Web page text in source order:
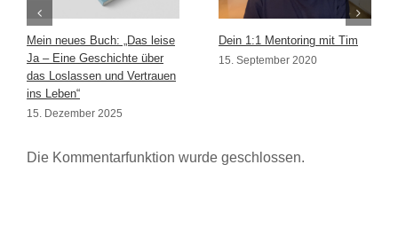
Mein neues Buch: „Das leise
Ja – Eine Geschichte über
das Loslassen und Vertrauen
ins Leben“
15. Dezember 2025
Dein 1:1 Mentoring mit Tim
15. September 2020
Die Kommentarfunktion wurde geschlossen.